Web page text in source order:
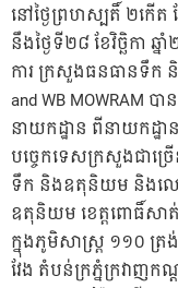
នៅថ្ងៃព្រហស្បតិ៍ ២កើ
នឹងថ្ងៃទី២៨ ខែវិច្ឆិកា
ការ ក្រសួងធនធានទឹក
and WB MOWRAM
នាយកដ្ឋាន ពីនាយកដ្ឋ
បច្ចេកទេសក្រសួងជាច្រ
ទឹក និងឧតុនិយម និងលោ
ឧតុនិយម ខេត្តពោធិ៍សា
ក្នុងភូមិសាស រ្ត ១១០
វែង តំបន់ក្រភ្នំក្រវាញ